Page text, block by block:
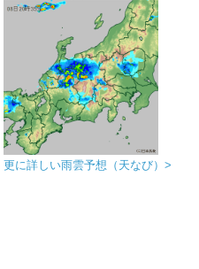
更に詳しい雨雲予想（天なび）>